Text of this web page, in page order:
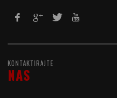
KONTAKTIRAJTE
NAS